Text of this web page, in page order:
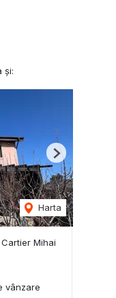
și:
Harta
Next
Mihai
vânzare